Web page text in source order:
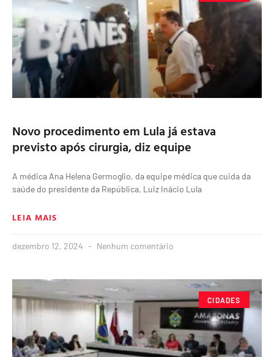
Novo procedimento em Lula já estava
previsto após cirurgia, diz equipe
A médica Ana Helena Germoglio, da equipe médica que cuida da
saúde do presidente da República, Luiz Inácio Lula
LEIA MAIS
dezembro 12, 2024 Nenhum comentário
CIDADES